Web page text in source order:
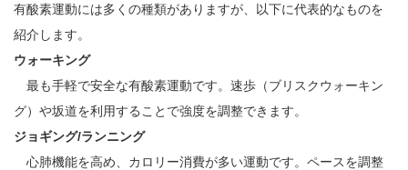
有酸素運動には多くの種類がありますが、以下に代表的なものを
紹介します。
ウォーキング
最も手軽で安全な有酸素運動です。速歩（ブリスクウォーキン
グ）や坂道を利用することで強度を調整できます。
ジョギング/ランニング
心肺機能を高め、カロリー消費が多い運動です。ペースを調整